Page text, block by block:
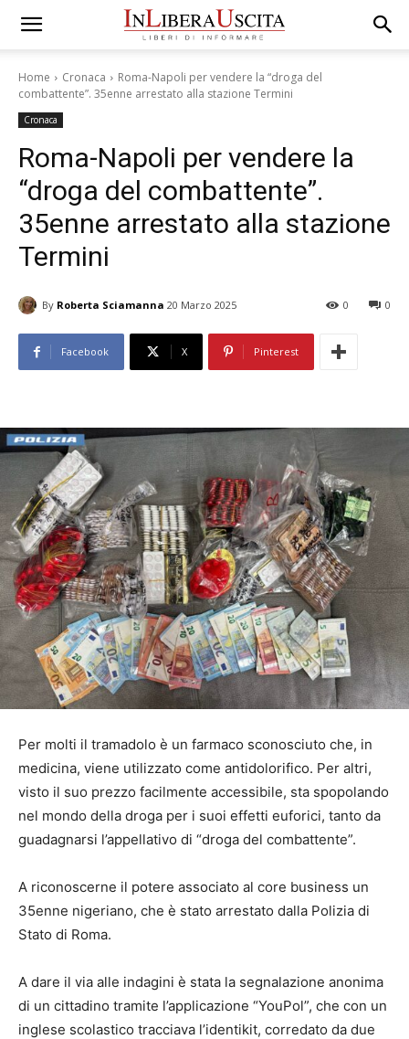
Home Cronaca
Roma-Napoli per vendere la “droga del
combattente”. 35enne arrestato alla stazione Termini
Cronaca
Roma-Napoli per vendere la
“droga del combattente”.
35enne arrestato alla stazione
Termini
By Roberta Sciamanna 20 Marzo 2025 0
0
Facebook X Pinterest
Per molti il tramadolo è un farmaco sconosciuto che, in
medicina, viene utilizzato come antidolorifico. Per altri,
visto il suo prezzo facilmente accessibile, sta spopolando
nel mondo della droga per i suoi effetti euforici, tanto da
guadagnarsi l’appellativo di “droga del combattente”.
A riconoscerne il potere associato al core business un
35enne nigeriano, che è stato arrestato dalla Polizia di
Stato di Roma.
A dare il via alle indagini è stata la segnalazione anonima
di un cittadino tramite l’applicazione “YouPol”, che con un
inglese scolastico tracciava l’identikit, corredato da due